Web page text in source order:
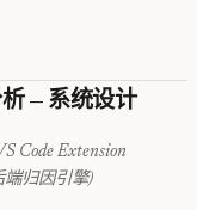
— 系统设计
Code Extension
端归因引擎)